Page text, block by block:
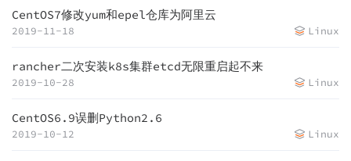
CentOS7修改yum和epel仓库为阿里云
2019-11-18 Linux
rancher二次安装k8s集群etcd无限重启起不来
2019-10-28 Linux
CentOS6.9误删Python2.6
2019-10-12 Linux